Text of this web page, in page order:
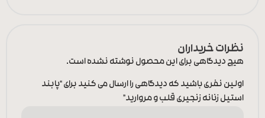
نظرات خریداران
هیچ دیدگاهی برای این محصول نوشته نشده است.
اولین نفری باشید که دیدگاهی را ارسال می کنید برای “پابند
استیل زنانه زنجیری قلب و مروارید”